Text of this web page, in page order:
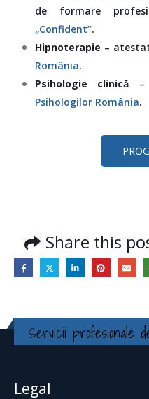
de formare
„Confident”.
Hipnoterapie –
România.
Psihologie clinică
Psihologilor România.
Share this
Servicii profesionale
Legal